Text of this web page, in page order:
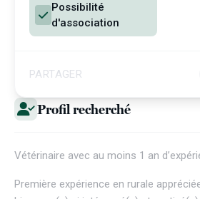
Profil recherché
Vétérinaire avec au moins 1 an
Première expérience en rurale
Possibilité
d'association
PARTAGER